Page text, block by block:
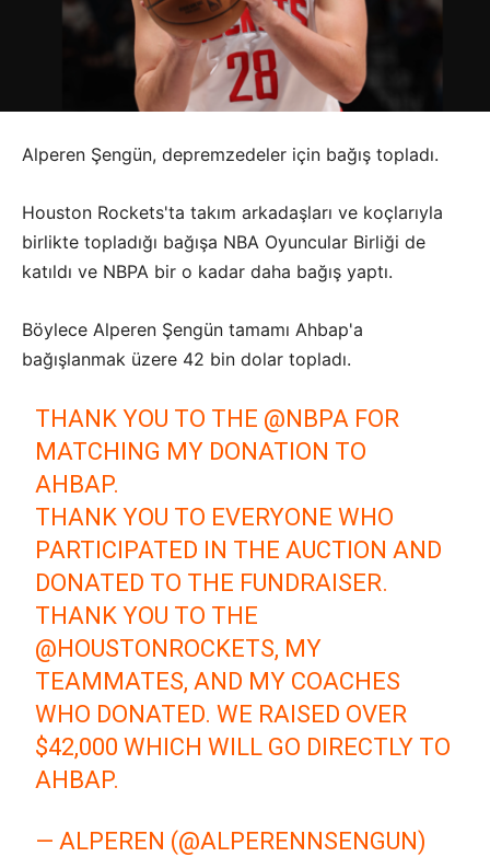
Alperen Şengün, depremzedeler için bağış topladı.
Houston Rockets'ta takım arkadaşları ve koçlarıyla
birlikte topladığı bağışa NBA Oyuncular Birliği de
katıldı ve NBPA bir o kadar daha bağış yaptı.
Böylece Alperen Şengün tamamı Ahbap'a
bağışlanmak üzere 42 bin dolar topladı.
THANK YOU TO THE @NBPA FOR
MATCHING MY DONATION TO
AHBAP.
THANK YOU TO EVERYONE WHO
PARTICIPATED IN THE AUCTION AND
DONATED TO THE FUNDRAISER.
THANK YOU TO THE
@HOUSTONROCKETS, MY
TEAMMATES, AND MY COACHES
WHO DONATED. WE RAISED OVER
$42,000 WHICH WILL GO DIRECTLY TO
AHBAP.
— ALPEREN (@ALPERENNSENGUN)